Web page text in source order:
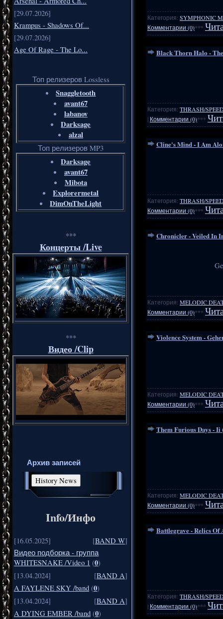
[29.07.2026]
Krampus - Shadows Of...
[29.07.2026]
Age Of Rage - The Lo...
Топ релизеров Lossless
Snaggletooth
avant67
labanov
Darksage
alzal
Топ релизеров MP3
Darksage
avant67
Mibota
Explorermetal
DimOnTheLight
***
Концерты /Live
***
Видео /Clip
Архив записей
Info/Инфо
[16.05.2025] [BAND W]
Видео подборка - группа
WHITESNAKE /Video 1 (0)
[13.04.2024]
[BAND A]
A FAYLENE SKY /band (0)
[13.04.2024]
[BAND A]
A DYING EMBER /band (0)
Категория: SYMPHONIC
Комментарии (0)***
Black Thorn Halo -
Категория: THRASH/
| Комментарии (0)***
Cline's Mind - I Am
Категория: THRASH/
Комментарии (0)***
Chronicler - Veiled In
Категория: MELODIC
Комментарии (0)***
Violence System -
Категория: MELODIC
Комментарии (0)***
Them Furious Days - Ii
Категория: MELODIC
Комментарии (0)***
Battlegrave - Relics Of
Категория: THRASH/
| Комментарии (0)***